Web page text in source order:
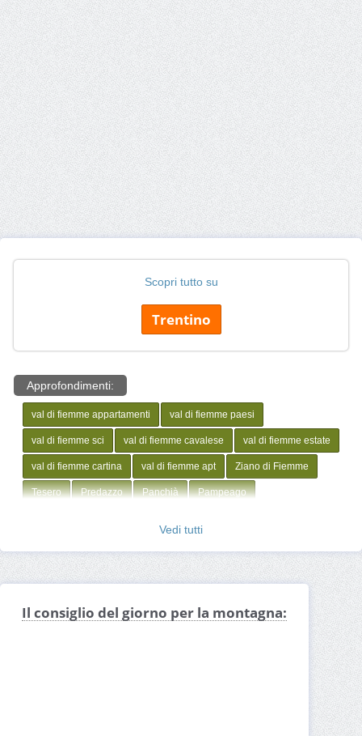
Scopri tutto su
Trentino
Approfondimenti:
val di fiemme appartamenti val di fiemme paesi
val di fiemme sci val di fiemme cavalese val di fiemme estate
val di fiemme cartina val di fiemme apt Ziano di Fiemme
Tesero Predazzo Panchià Pampeago
Vedi tutti
Il consiglio del giorno per la montagna: